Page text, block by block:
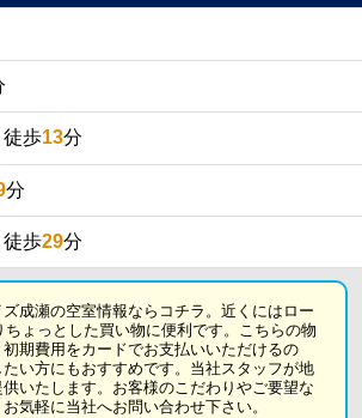
徒歩13分
分
徒歩29分
成瀬の空室情報ならコチラ。近くにはロー
ちょっとした買い物に便利です。こちらの物
期費用をカードでお支払いいただけるの
い方にもおすすめです。当社スタッフが地
いたします。お客様のこだわりやご要望な
気軽に当社へお問い合わせ下さい。